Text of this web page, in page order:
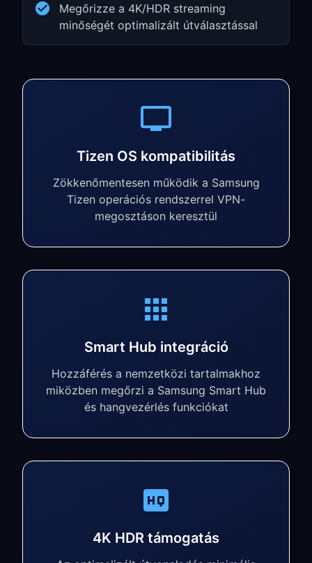
Megőrizze a 4K/HDR streaming
minőségét optimalizált útválasztással
Tizen OS kompatibilitás
Zökkenőmentesen működik a Samsung
Tizen operációs rendszerrel VPN-
megosztáson keresztül
Smart Hub integráció
Hozzáférés a nemzetközi tartalmakhoz
miközben megőrzi a Samsung Smart Hub
és hangvezérlés funkciókat
4K HDR támogatás